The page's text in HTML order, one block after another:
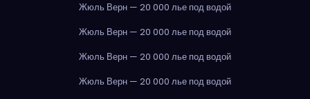
Жюль Верн — 20 000 лье под водой
Жюль Верн — 20 000 лье под водой
Жюль Верн — 20 000 лье под водой
Жюль Верн — 20 000 лье под водой